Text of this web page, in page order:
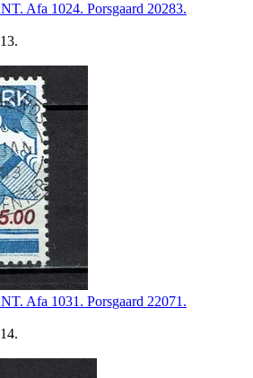
Afa 1024. Porsgaard 20283.
.
Afa 1031. Porsgaard 22071.
.